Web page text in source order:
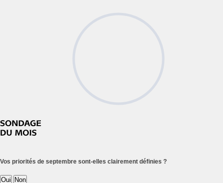
Vos priorités de septembre sont-elles clairement définies ?
Oui Non